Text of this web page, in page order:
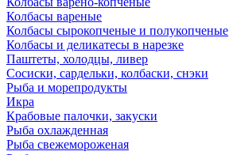
Колбасы вареные
Колбасы сырокопченые и полукопченые
Колбасы и деликатесы в нарезке
Паштеты, холодцы, ливер
Сосиски, сардельки, колбаски, снэки
Рыба и морепродукты
Икра
Крабовые палочки, закуски
Рыба охлажденная
Рыба свежемороженая